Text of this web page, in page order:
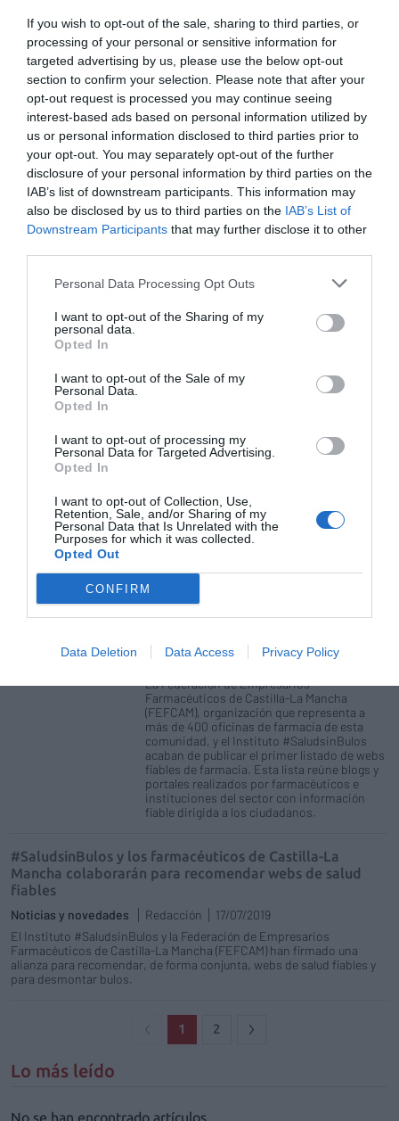
If you wish to opt-out of the sale, sharing to third parties, or
processing of your personal or sensitive information for
targeted advertising by us, please use the below opt-out
section to confirm your selection. Please note that after your
opt-out request is processed you may continue seeing
interest-based ads based on personal information utilized by
us or personal information disclosed to third parties prior to
your opt-out. You may separately opt-out of the further
disclosure of your personal information by third parties on the
IAB’s list of downstream participants. This information may
also be disclosed by us to third parties on the IAB’s List of
Downstream Participants that may further disclose it to other
Personal Data Processing Opt Outs
I want to opt-out of the Sharing of my
personal data.
Opted In
I want to opt-out of the Sale of my
Personal Data.
Opted In
I want to opt-out of processing my
Personal Data for Targeted Advertising.
Opted In
I want to opt-out of Collection, Use,
Retention, Sale, and/or Sharing of my
Personal Data that Is Unrelated with the
Purposes for which it was collected.
Opted Out
CONFIRM
Data Deletion Data Access Privacy Policy
objetivo de conocer el sentir de las
farmacias comunitarias de la región.
Los farmacéuticos de Castilla-La
Mancha impulsan una campaña para
ayudar a los pacientes con
enfermedades raras
Noticias y novedades
Redacción
03/12/2020
La Federación de Empresarios
Farmacéuticos de Castilla-La Mancha
(FEFCAM) y la aplicación de pagos móvil
Verse, en colaboración con el Instituto de
(INDEPF), han iniciado hoy la campaña
solidaria navideña «No sin cuidados en
Mancha
La Federación de Empresarios
Farmacéuticos de Castilla-La Mancha
móvil Verse, aprobada por el Banco de
España, para hacer aún más seguros y
sencillos los pagos en las oficinas de
farmacia.
#SaludsinBulos y FEFCAM publican
el primer listado de webs fiables
creadas por farmacéuticos
Noticias y novedades
Redacción
La Federación de Empresarios
Farmacéuticos de Castilla-La Mancha
(FEFCAM), organización que representa a
más de 400 oficinas de farmacia de esta
comunidad, y el Instituto #SaludsinBulos
acaban de publicar el primer listado de webs
fiables de farmacia. Esta lista reúne blogs y
portales realizados por farmacéuticos e
instituciones del sector con información
fiable dirigida a los ciudadanos.
#SaludsinBulos y los farmacéuticos de Castilla-La
Mancha colaborarán para recomendar webs de salud
fiables
Noticias y novedades Redacción
17/07/2019
El Instituto #SaludsinBulos y la Federación de Empresarios
Farmacéuticos de Castilla-La Mancha (FEFCAM) han firmado una
alianza para recomendar, de forma conjunta, webs de salud fiables y
para desmontar bulos.
1 2
Lo más leído
No se han encontrado artículos